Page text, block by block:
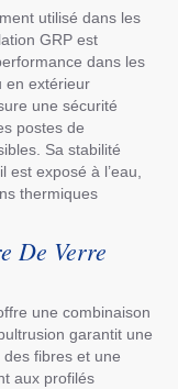
utilisé dans les
GRP est
dans les
en extérieur
une sécurité
postes de
Sa stabilité
exposé à l’eau,
thermiques
De Verre
une combinaison
garantit une
fibres et une
aux profilés